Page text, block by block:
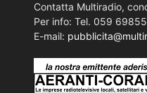
Contatta Multiradio,
Per info: Tel. 059
E-mail: